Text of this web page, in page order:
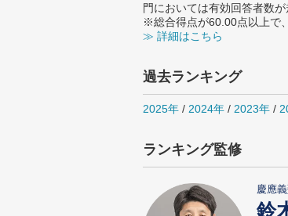
門においては有効回答者数
※総合得点が60.00点以上で
≫ 詳細はこちら
過去ランキング
2025年 / 2024年 / 2023年 /
ランキング監修
慶應
鈴